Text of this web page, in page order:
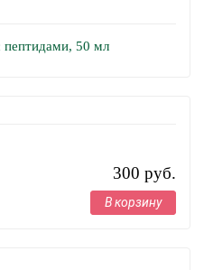
50 мл
300 руб.
В корзину